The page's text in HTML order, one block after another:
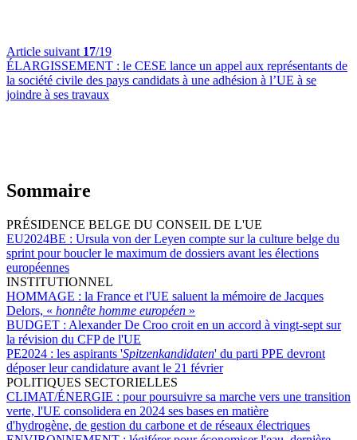
Article suivant 17/19
ÉLARGISSEMENT : le CESE lance un appel aux représentants de
la société civile des pays candidats à une adhésion à l’UE à se
joindre à ses travaux
Sommaire
PRÉSIDENCE BELGE DU CONSEIL DE L'UE
EU2024BE : Ursula von der Leyen compte sur la culture belge du
sprint pour boucler le maximum de dossiers avant les élections
européennes
INSTITUTIONNEL
HOMMAGE : la France et l'UE saluent la mémoire de Jacques
Delors, « honnête homme européen »
BUDGET : Alexander De Croo croit en un accord à vingt-sept sur
la révision du CFP de l'UE
PE2024 : les aspirants 'Spitzenkandidaten' du parti PPE devront
déposer leur candidature avant le 21 février
POLITIQUES SECTORIELLES
CLIMAT/ÉNERGIE : pour poursuivre sa marche vers une transition
verte, l'UE consolidera en 2024 ses bases en matière
d'hydrogène, de gestion du carbone et de réseaux électriques